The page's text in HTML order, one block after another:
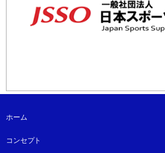
ホーム
コンセプト